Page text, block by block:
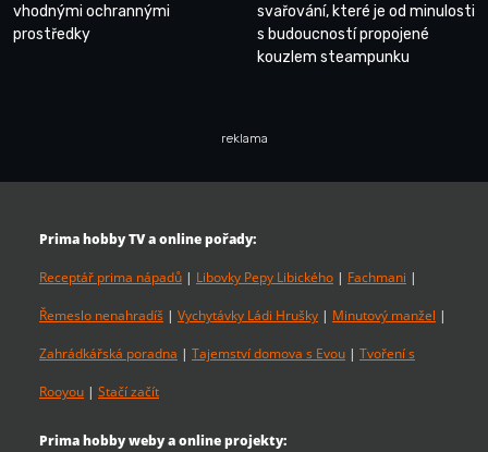
vhodnými ochrannými
prostředky
svařování, které je od minulosti
s budoucností propojené
kouzlem steampunku
reklama
Prima hobby TV a online pořady:
Receptář prima nápadů | Libovky Pepy Libického | Fachmani |
Řemeslo nenahradíš | Vychytávky Ládi Hrušky | Minutový manžel |
Zahrádkářská poradna | Tajemství domova s Evou | Tvoření s
Rooyou | Stačí začít
Prima hobby weby a online projekty: